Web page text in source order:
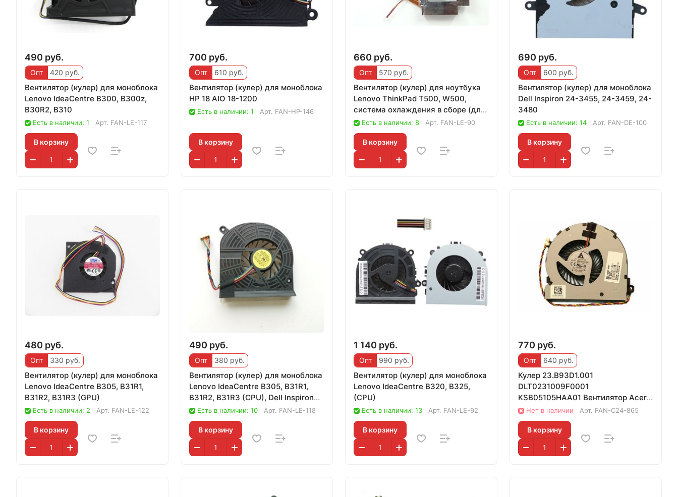
490 руб.
Опт 420 руб.
Вентилятор (кулер) для моноблока
Lenovo IdeaCentre B300, B300z,
B30R2, B310
Есть в наличии: 1 Арт. FAN-LE-117
В корзину
700 руб.
Опт 610 руб.
Вентилятор (кулер) для моноблока
HP 18 AIO 18-1200
Есть в наличии: 1 Арт. FAN-HP-146
В корзину
660 руб.
Опт 570 руб.
Вентилятор (кулер) для ноутбука
Lenovo ThinkPad T500, W500,
система охлаждения в сборе (для
дискретн
Есть в наличии: 8 Арт. FAN-LE-90
В корзину
690 руб.
Опт 600 руб.
Вентилятор (кулер) для моноблока
Dell Inspiron 24-3455, 24-3459, 24-
3480
Есть в наличии: 14 Арт. FAN-DE-100
В корзину
480 руб.
Опт 330 руб.
Вентилятор (кулер) для моноблока
Lenovo IdeaCentre B305, B31R1,
B31R2, B31R3 (GPU)
Есть в наличии: 2 Арт. FAN-LE-122
В корзину
490 руб.
Опт 380 руб.
Вентилятор (кулер) для моноблока
Lenovo IdeaCentre B305, B31R1,
B31R2, B31R3 (CPU), Dell Inspiron
OnЕсть в наличии: 10 Арт. FAN-LE-118
В корзину
1 140 руб.
Опт 990 руб.
Вентилятор (кулер) для моноблока
Lenovo IdeaCentre B320, B325,
(CPU)
Есть в наличии: 13 Арт. FAN-LE-92
В корзину
770 руб.
Опт 640 руб.
Кулер 23.B93D1.001
DLT0231009F0001
KSB05105HAA01 Вентилятор Acer
C22-320 C22-860 C22-865 C24-
320 C24
Нет в наличии Арт. FAN-C24-865
В корзину